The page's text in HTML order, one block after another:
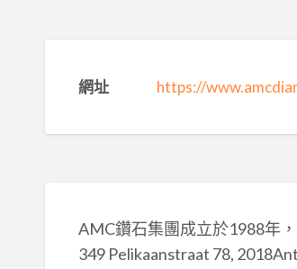
網址 https://
AMC鑽石集團成立於1988年
349 Pelikaanstraat 78,